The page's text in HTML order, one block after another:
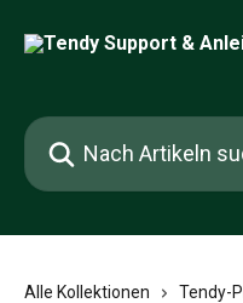
Nach Artikeln suchen …
Alle Kollektionen Tendy-